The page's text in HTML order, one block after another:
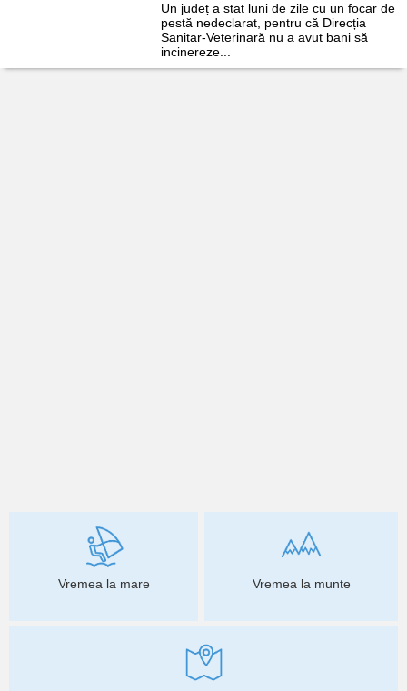
Un județ a stat luni de zile cu un focar de
pestă nedeclarat, pentru că Direcția
Sanitar-Veterinară nu a avut bani să
incinereze...
Vremea la mare Vremea la munte